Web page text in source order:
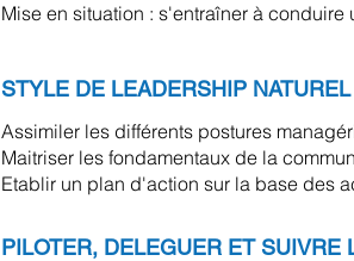
STYLE DE LEADERSHIP
Assimiler les différents postures
Maitriser les fondamentaux de la
Etablir un plan d'action sur la base des
Mise en situation : s'entraîner à
PILOTER, DELEGUER ET SUIVRE